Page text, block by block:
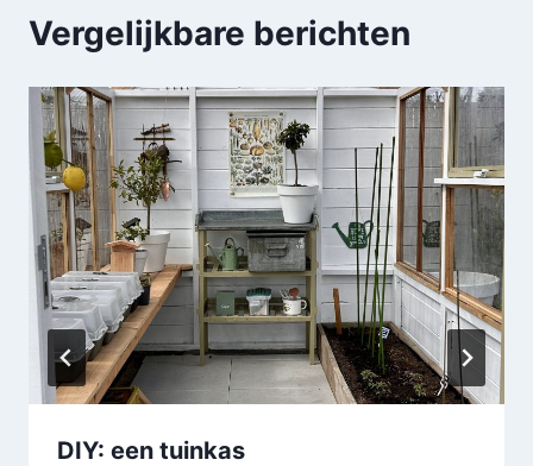
Vergelijkbare berichten
DIY: een tuinkas